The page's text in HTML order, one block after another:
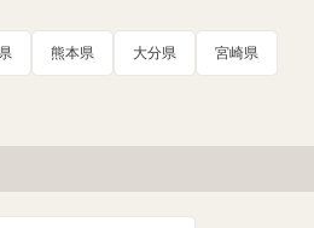
熊本県 大分県 宮崎県